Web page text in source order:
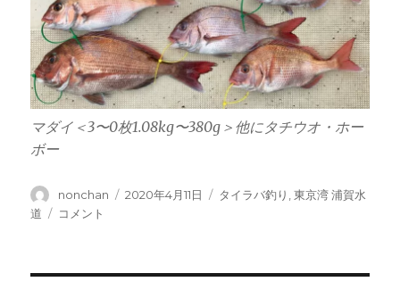
マダイ＜3〜0枚1.08kg〜380g＞他にタチウオ・ホー
ボー
投
稿
nonchan
投
2020年4月11日
カ
タイラバ釣り ,東京湾 浦賀水
道
タ
コメント